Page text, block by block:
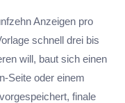
Anzeigen pro
schnell drei bis
will, baut sich einen
Seite oder einem
finale